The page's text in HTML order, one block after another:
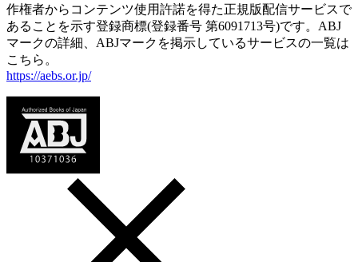
作権者からコンテンツ使用許諾を得た正規版配信サービスで
あることを示す登録商標(登録番号 第6091713号)です。ABJ
マークの詳細、ABJマークを掲示しているサービスの一覧は
こちら。
https://aebs.or.jp/